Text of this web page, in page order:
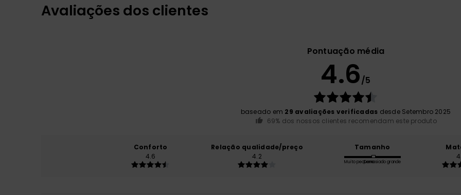
Avaliações dos clientes
Pontuação média
4.6/5
baseado em 29 avaliações verificadas desde Setembro 2025
69% dos nossos clientes recomendam este produto
Conforto
4.6
Relação qualidade/preço
4.2
Tamanho
Muito pequenoDemasiado grande